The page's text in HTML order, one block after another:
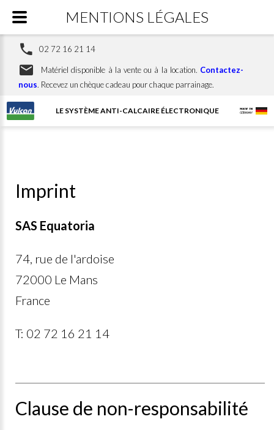
02 72 16 21 14
Matériel disponible à la vente ou à la location. Contactez-
nous. Recevez un chèque cadeau pour chaque parrainage.
LE SYSTÈME ANTI-CALCAIRE ÉLECTRONIQUE
Imprint
SAS Equatoria
74, rue de l'ardoise
72000 Le Mans
France
T: 02 72 16 21 14
Clause de non-responsabilité
MENTIONS LÉGALES